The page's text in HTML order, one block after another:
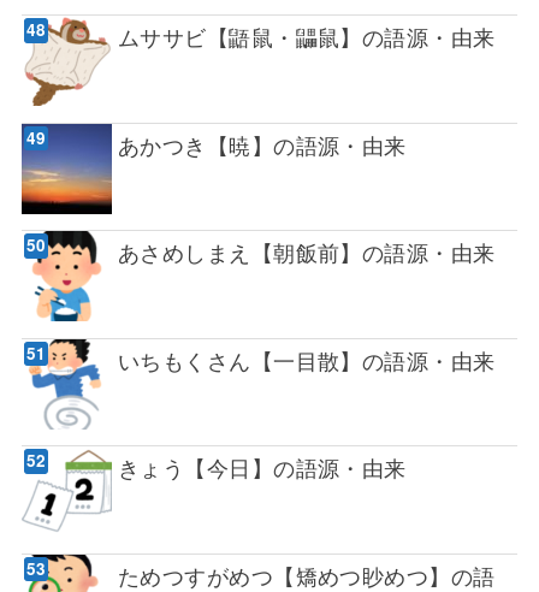
ムササビ【鼯鼠・鼺鼠】の語源・由来
あかつき【暁】の語源・由来
あさめしまえ【朝飯前】の語源・由来
いちもくさん【一目散】の語源・由来
きょう【今日】の語源・由来
ためつすがめつ【矯めつ眇めつ】の語